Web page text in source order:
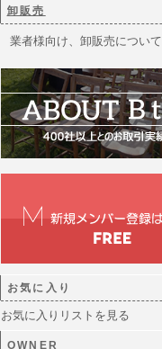
卸販売
業者様向け、卸販売について
お気に入り
お気に入りリストを見る
OWNER